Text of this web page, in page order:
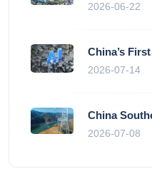
2026-06-22
2026-07-14
2026-07-08